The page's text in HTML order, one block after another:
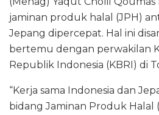
jaminan produk halal (JPH)
Jepang dipercepat. Hal ini
bertemu dengan perwakilan
Republik Indonesia (KBRI) di
“Kerja sama Indonesia dan
bidang Jaminan Produk Halal